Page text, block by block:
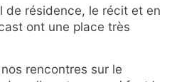
de résidence, le récit et en
ont une place très
rencontres sur le